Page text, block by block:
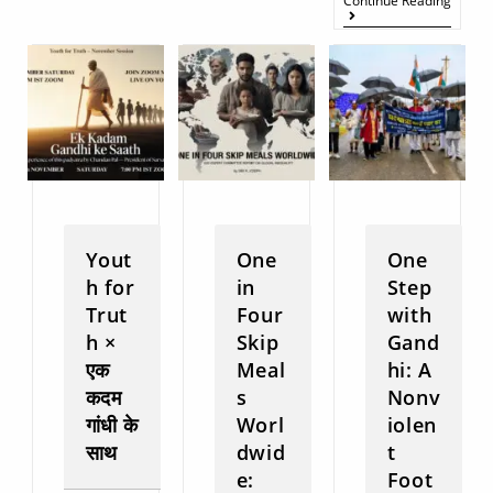
Yout
h for
Trut
h ×
एक
कदम
गांधी के
साथ
One
in
Four
Skip
Meal
s
Worl
dwid
e:
One
Step
with
Gand
hi: A
Nonv
iolen
t
Foot